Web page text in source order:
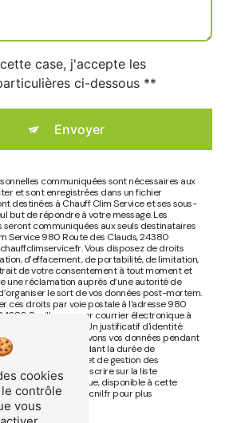
case, j'accepte les
ci-dessous **
Envoyer
communiquées sont nécessaires aux
et sont enregistrées dans un fichier
destinées à Chauff Clim Service et ses sous-
but de répondre à votre message. Les
seront communiquées aux seuls destinataires
Service 980 Route des Clauds, 24380
Vous disposez de droits
d’effacement, de portabilité, de limitation,
de votre consentement à tout moment et
une réclamation auprès d’une autorité de
le sort de vos données post-mortem.
ces droits par voie postale à l'adresse 980
Sanilhac ou par courrier électronique à
Un justificatif d'identité
Nous conservons vos données pendant
de contact puis pendant la durée de
aux fins probatoires et de gestion des
le droit de vous inscrire sur la liste
téléphonique, disponible à cette
. Consultez le site cnil.fr pour plus
droits.
cookies
contrôle
vous